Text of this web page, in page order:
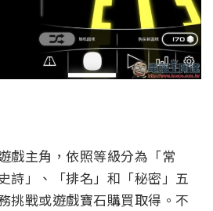
戲主角，依照等級分為「常
詩」、「排名」和「秘密」五
挑戰或遊戲寶石購買取得。不